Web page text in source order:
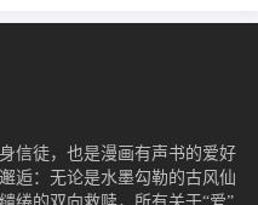
信徒，也是漫画有声书的爱好
逅：无论是水墨勾勒的古风仙